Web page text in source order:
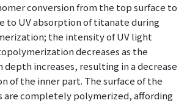
conversion from the top surface to
to UV absorption of titanate during
the intensity of UV light
decreases as the
increases, resulting in a decrease
of the inner part. The surface of the
are completely polymerized, affording